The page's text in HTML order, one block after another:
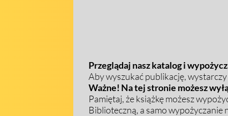
Przeglądaj nasz katalog i
Aby wyszukać publikację,
Ważne! Na tej stronie możesz
Pamiętaj, że książkę możesz
Biblioteczną, a samo wypożyczanie